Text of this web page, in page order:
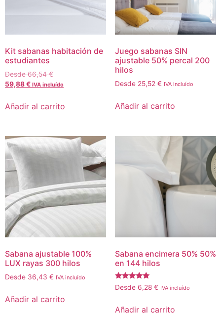
Kit sabanas habitación de
estudiantes
Desde66,54€
59,88€ IVA incluído
Añadir al carrito
Juego sabanas SIN
ajustable 50% percal 200
hilos
Desde 25,52 € IVA incluído
Añadir al carrito
Sabana ajustable 100%
LUX rayas 300 hilos
Desde 36,43 € IVA incluído
Añadir al carrito
Sabana encimera 50% 50%
en 144 hilos
Valorado
con
Desde 6,28 € IVA incluído
Añadir al carrito